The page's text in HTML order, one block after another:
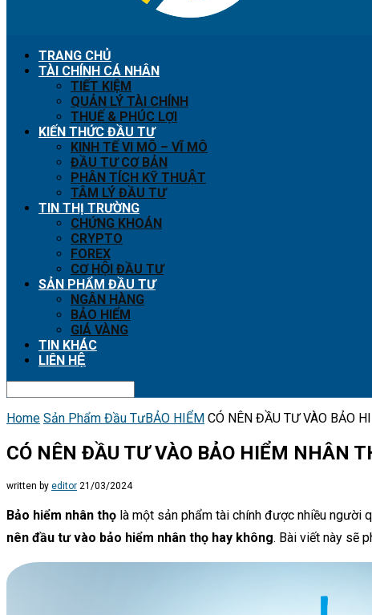
TRANG CHỦ
TÀI CHÍNH CÁ NHÂN
TIẾT KIỆM
QUẢN LÝ TÀI CHÍNH
THUẾ & PHÚC LỢI
KIẾN THỨC ĐẦU TƯ
KINH TẾ VI MÔ – VĨ MÔ
ĐẦU TƯ CƠ BẢN
PHÂN TÍCH KỸ THUẬT
TÂM LÝ ĐẦU TƯ
TIN THỊ TRƯỜNG
CHỨNG KHOÁN
CRYPTO
FOREX
CƠ HỘI ĐẦU TƯ
SẢN PHẨM ĐẦU TƯ
NGÂN HÀNG
BẢO HIỂM
GIÁ VÀNG
TIN KHÁC
LIÊN HỆ
Home Sản Phẩm Đầu TưBẢO HIỂM CÓ NÊN ĐẦU TƯ VÀO BẢO
CÓ NÊN ĐẦU TƯ VÀO BẢO HIỂM NHÂN
written by editor 21/03/2024
Bảo hiểm nhân thọ là một sản phẩm tài chính được nhiều người
nên đầu tư vào bảo hiểm nhân thọ hay không. Bài viết này sẽ